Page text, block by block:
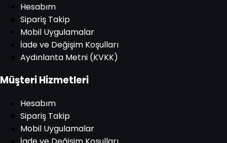
Hesabım
Sipariş Takip
Mobil Uygulamalar
İade ve Değişim Koşulları
Aydınlanta Metni (KVKK)
Müşteri Hizmetleri
Hesabım
Sipariş Takip
Mobil Uygulamalar